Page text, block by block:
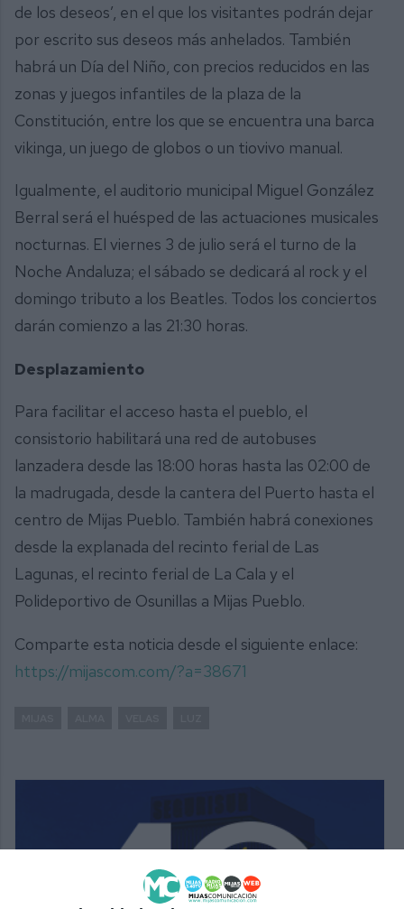
de los deseos’, en el que los visitantes podrán dejar
por escrito sus deseos más anhelados. También
habrá un Día del Niño, con precios reducidos en las
zonas y juegos infantiles de la plaza de la
Constitución, entre los que se encuentra una barca
vikinga, un juego de globos o un tiovivo manual.
Igualmente, el auditorio municipal Miguel González
Berral será el huésped de las actuaciones musicales
nocturnas. El viernes 3 de julio será el turno de la
Noche Andaluza; el sábado se dedicará al rock y el
domingo tributo a los Beatles. Todos los conciertos
darán comienzo a las 21:30 horas.
Desplazamiento
Para facilitar el acceso hasta el pueblo, el
consistorio habilitará una red de autobuses
lanzadera desde las 18:00 horas hasta las 02:00 de
la madrugada, desde la cantera del Puerto hasta el
centro de Mijas Pueblo. También habrá conexiones
desde la explanada del recinto ferial de Las
Lagunas, el recinto ferial de La Cala y el
Polideportivo de Osunillas a Mijas Pueblo.
Comparte esta noticia desde el siguiente enlace:
https://mijascom.com/?a=38671